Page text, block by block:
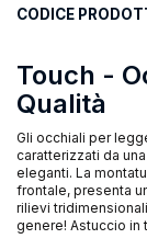
Touch -
Qualità
Gli occhiali per
caratterizzati da
eleganti. La
frontale, presenta
rilievi
genere! Astuccio in
CODICE